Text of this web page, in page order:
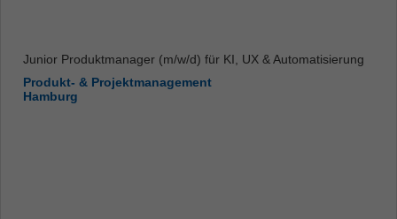
Junior Produktmanager (m/w/d) für KI, UX & Automatisierung
Produkt- & Projektmanagement
Hamburg